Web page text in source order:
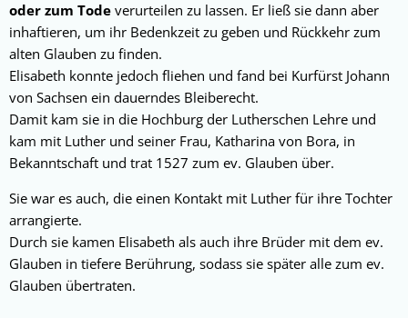
oder zum Tode verurteilen zu lassen. Er ließ sie dann aber
inhaftieren, um ihr Bedenkzeit zu geben und Rückkehr zum
alten Glauben zu finden.
Elisabeth konnte jedoch fliehen und fand bei Kurfürst Johann
von Sachsen ein dauerndes Bleiberecht.
Damit kam sie in die Hochburg der Lutherschen Lehre und
kam mit Luther und seiner Frau, Katharina von Bora, in
Bekanntschaft und trat 1527 zum ev. Glauben über.
Sie war es auch, die einen Kontakt mit Luther für ihre Tochter
arrangierte.
Durch sie kamen Elisabeth als auch ihre Brüder mit dem ev.
Glauben in tiefere Berührung, sodass sie später alle zum ev.
Glauben übertraten.